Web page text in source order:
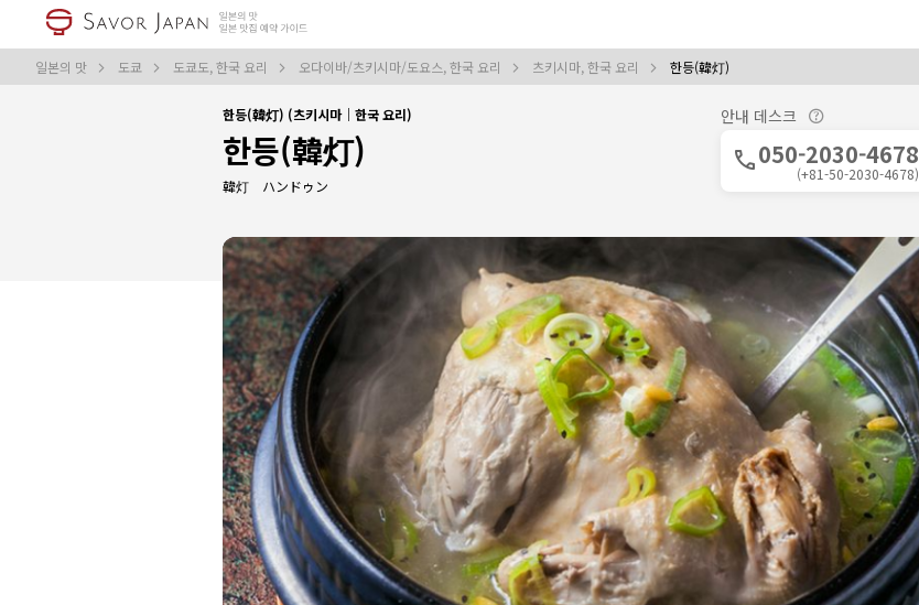
일본의 맛 도쿄 도쿄도, 한국 요리 오다이바/츠키시마/도요스, 한국 요리 츠키시마, 한국 요리 한등(韓灯)
한등(韓灯) (츠키시마｜한국 요리)
한등(韓灯)
韓灯 ハンドゥン
안내 데스크
050-2030-4678
(+81-50-2030-4678)